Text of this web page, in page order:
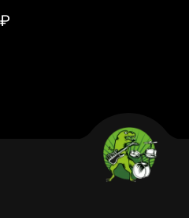
₽